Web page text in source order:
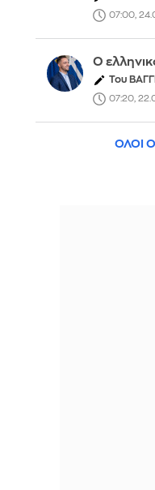
07:00,
Ο
Του
07:20,
ΟΛΟΙ